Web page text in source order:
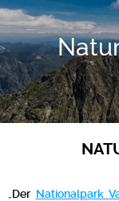
Der Nationalpark